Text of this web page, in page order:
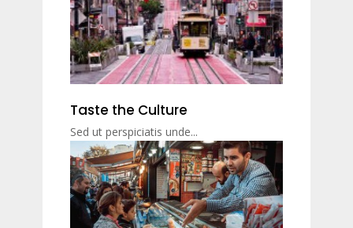
Taste the Culture
Sed ut perspiciatis unde...